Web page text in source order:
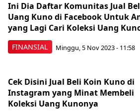
FINANSIAL
Ini Dia Daftar Komunitas Jual
Uang Kuno di Facebook Untuk
yang Lagi Cari Koleksi Uang
Minggu, 5 Nov 2023 - 11:58
Cek Disini Jual Beli Koin Kuno di
Instagram yang Minat Membeli
Koleksi Uang Kunonya